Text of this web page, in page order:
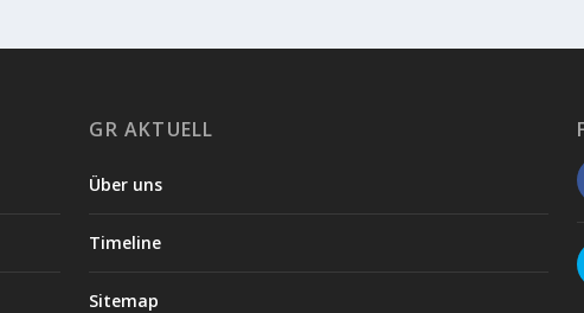
GR AKTUELL
Über uns
Timeline
Sitemap